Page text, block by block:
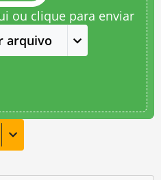
ou clique para enviar
arquivo